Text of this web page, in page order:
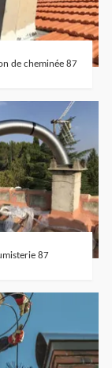
de cheminée 87
87